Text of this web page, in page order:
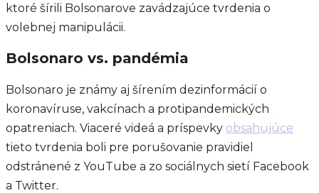
ktoré šírili Bolsonarove zavádzajúce tvrdenia o
volebnej manipulácii.
Bolsonaro vs. pandémia
Bolsonaro je známy aj šírením dezinformácií o
koronavíruse, vakcínach a protipandemických
opatreniach. Viaceré videá a príspevky obsahujúce
tieto tvrdenia boli pre porušovanie pravidiel
odstránené z YouTube a zo sociálnych sietí Facebook
a Twitter.